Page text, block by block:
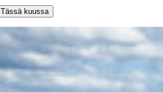
Tässä kuussa